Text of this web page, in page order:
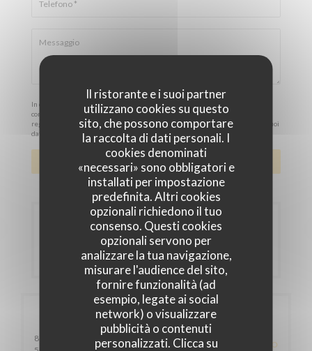
Il ristorante e i suoi partner
utilizzano cookies su questo
sito, che possono comportare
la raccolta di dati personali. I
cookies denominati
«necessari» sono obbligatori e
installati per impostazione
predefinita. Altri cookies
opzionali richiedono il tuo
consenso. Questi cookies
opzionali servono per
analizzare la tua navigazione,
misurare l'audience del sito,
fornire funzionalità (ad
esempio, legate ai social
network) o visualizzare
pubblicità o contenuti
personalizzati. Clicca su
In conformità al Codice del Consumo, hai il diritto di opporti alle chiamate
commerciali iscrivendoti al Registro Pubblico delle Opposizioni:
registrodelleopposizioni.it. Per maggiori informazioni sul trattamento dei tuoi
dati, consulta la nostra
informativa sulla privacy
Prenotazione
PRENOTA
Informazioni pratiche
81 rue d'Angleterre
PERCORSO